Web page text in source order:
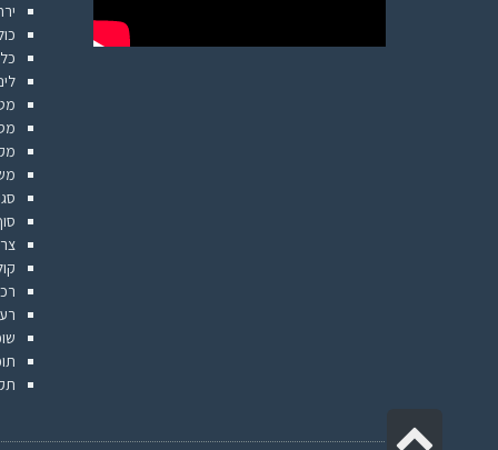
גלילה